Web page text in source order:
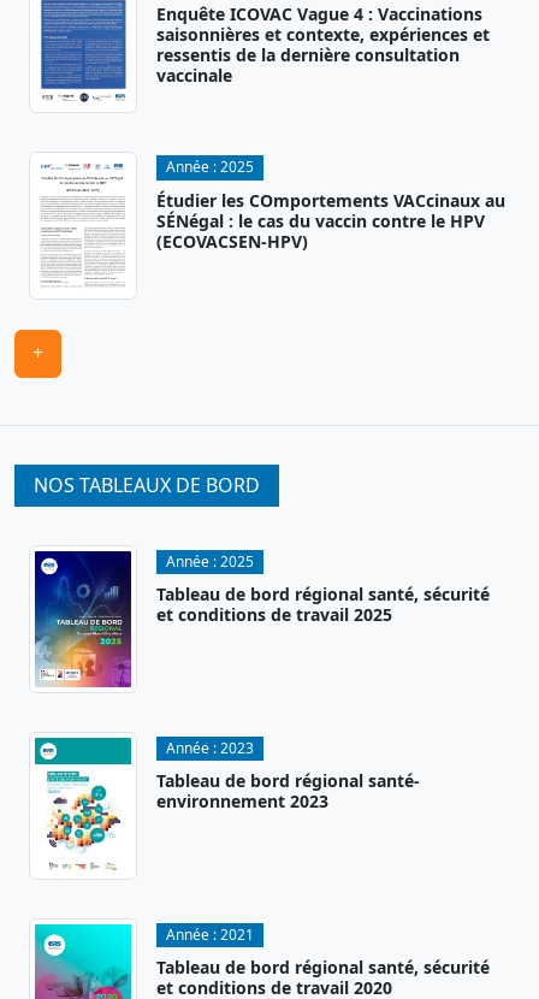
Enquête ICOVAC Vague 4 : Vaccinations
saisonnières et contexte, expériences et
ressentis de la dernière consultation
vaccinale
Année :2025
Étudier les COmportements VACcinaux au
SÉNégal : le cas du vaccin contre le HPV
(ECOVACSEN-HPV)
+
NOS TABLEAUX DE BORD
Année :2025
Tableau de bord régional santé, sécurité
et conditions de travail 2025
Année :2023
Tableau de bord régional santé-
environnement 2023
Année :2021
Tableau de bord régional santé, sécurité
et conditions de travail 2020